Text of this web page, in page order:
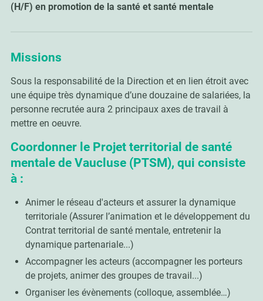
(H/F) en promotion de la santé et santé mentale
Missions
Sous la responsabilité de la Direction et en lien étroit avec
une équipe très dynamique d’une douzaine de salariées, la
personne recrutée aura 2 principaux axes de travail à
mettre en oeuvre.
Coordonner le Projet territorial de santé
mentale de Vaucluse (PTSM), qui consiste
à :
Animer le réseau d'acteurs et assurer la dynamique
territoriale (Assurer l’animation et le développement du
Contrat territorial de santé mentale, entretenir la
dynamique partenariale...)
Accompagner les acteurs (accompagner les porteurs
de projets, animer des groupes de travail...)
Organiser les évènements (colloque, assemblée…)